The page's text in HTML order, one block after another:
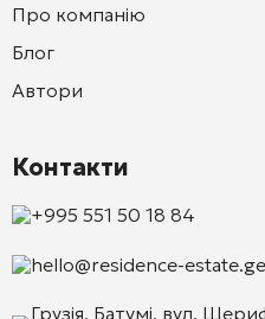
Про компанію
Блог
Автори
Контакти
+995 551 50 18 84
hello@residence-estate.ge
Грузія, Батумі, вул.